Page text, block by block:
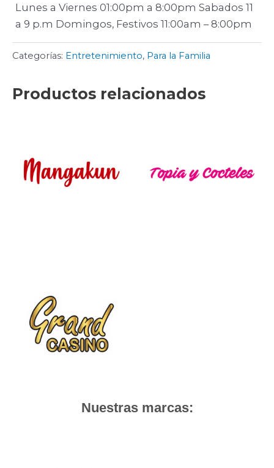
Lunes a Viernes 01:00pm a 8:00pm Sabados 11
a 9 p.m Domingos, Festivos 11:00am – 8:00pm
Categorías: Entretenimiento, Para la Familia
Productos relacionados
Nuestras marcas: